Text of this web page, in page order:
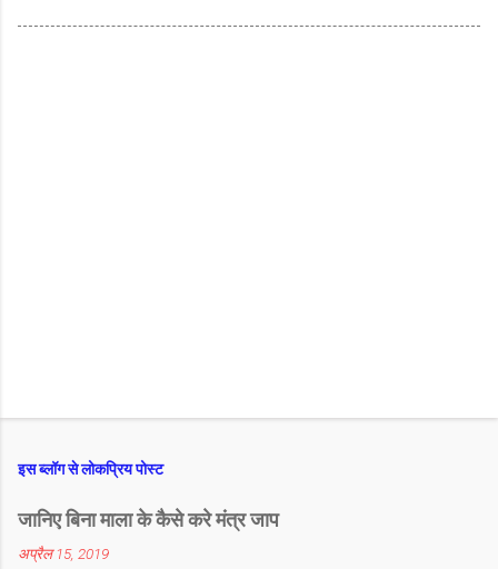
इस ब्लॉग से लोकप्रिय पोस्ट
जानिए बिना माला के कैसे करे मंत्र जाप
अप्रैल 15, 2019